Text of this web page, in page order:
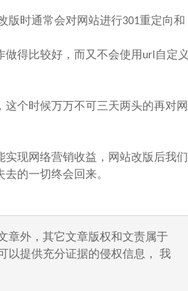
时通常会对网站进行301重定向和
得比较好，而又不会使用url自定义
个时候万万不可三天两头的再对网
现网络营销收益，网站改版后我们
的一切终会回来。
章外，其它文章版权和文责属于
以提供充分证据的侵权信息， 我